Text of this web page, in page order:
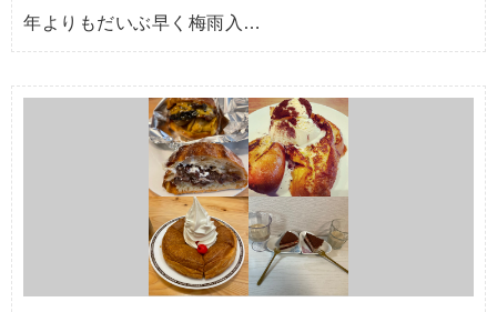
年よりもだいぶ早く梅雨入…